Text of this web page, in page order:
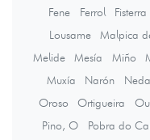
Fene
Ferrol Fisterra
Lousame
Malpica
Melide
Mesía Miño
Muxía
Narón Neda
Oroso
Ortigueira
Pino, O
Pobra do